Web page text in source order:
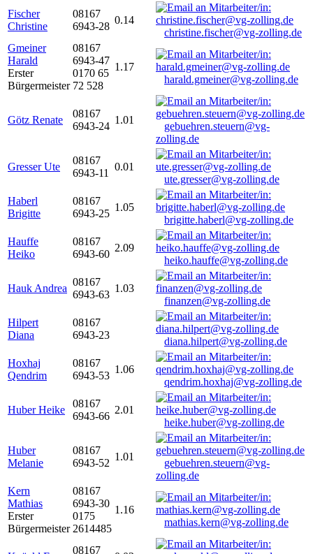
Fischer
Christine
08167
6943-28
0.14
christine.fischer@vg-zolling.de
Gmeiner
Harald
Erster
Bürgermeister
08167
6943-47
0170 65
72 528
1.17
harald.gmeiner@vg-zolling.de
Götz Renate
08167
6943-24
1.01
gebuehren.steuern@vg-
zolling.de
Gresser Ute
08167
6943-11
0.01
ute.gresser@vg-zolling.de
Haberl
Brigitte
08167
6943-25
1.05
brigitte.haberl@vg-zolling.de
Hauffe
Heiko
08167
6943-60
2.09
heiko.hauffe@vg-zolling.de
Hauk Andrea
08167
6943-63
1.03
finanzen@vg-zolling.de
Hilpert
Diana
08167
6943-23
diana.hilpert@vg-zolling.de
Hoxhaj
Qendrim
08167
6943-53
1.06
qendrim.hoxhaj@vg-zolling.de
Huber Heike
08167
6943-66
2.01
heike.huber@vg-zolling.de
Huber
Melanie
08167
6943-52
1.01
gebuehren.steuern@vg-
zolling.de
Kern
Mathias
Erster
Bürgermeister
08167
6943-30
0175
2614485
1.16
mathias.kern@vg-zolling.de
08167